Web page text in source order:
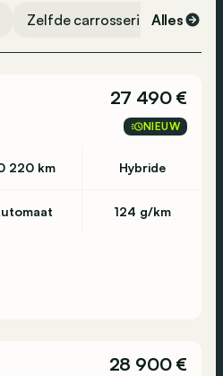
Zelfde carrosserievorm
Alles
27 490 €
NIEUW
220 km Hybride
124 g/km
28 900 €